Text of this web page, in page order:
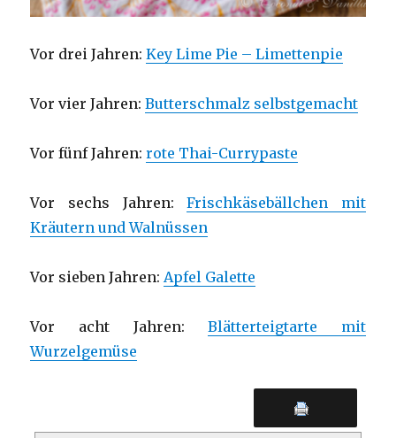
Vor drei Jahren:Key Lime Pie – Limettenpie
Vor vier Jahren:Butterschmalz selbstgemacht
Vor fünf Jahren:rote Thai-Currypaste
Vor sechs Jahren:Frischkäsebällchen mit
Kräutern und Walnüssen
Vor sieben Jahren: Apfel Galette
Vor acht Jahren:Blätterteigtarte mit
Wurzelgemüse